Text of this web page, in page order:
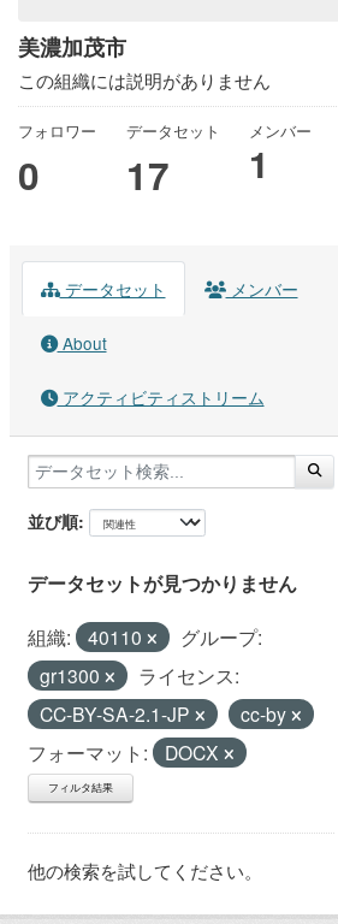
美濃加茂市
この組織には説明がありません
フォロワー
0
データセット
17
メンバー
1
データセット メンバー
About
アクティビティストリーム
並び順
データセットが見つかりません
組織: 40110
グループ:
gr1300
ライセンス:
CC-BY-SA-2.1-JP
cc-by
フォーマット:
DOCX
フィルタ結果
他の検索を試してください。